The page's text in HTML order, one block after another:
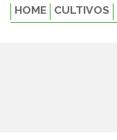
HOME CULTIVOS